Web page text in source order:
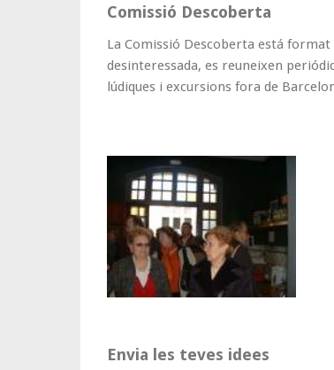
Comissió Descoberta
La Comissió Descoberta está
desinteressada, es reuneixen
lúdiques i excursions fora de
Envia les teves idees